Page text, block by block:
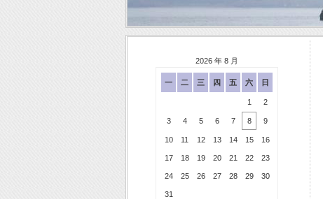
2026 年 8 月
一 二 三 四 五 六 日
1 2
3 4 5 6 7 8 9
10 11 12 13 14 15 16
17 18 19 20 21 22 23
24 25 26 27 28 29 30
31